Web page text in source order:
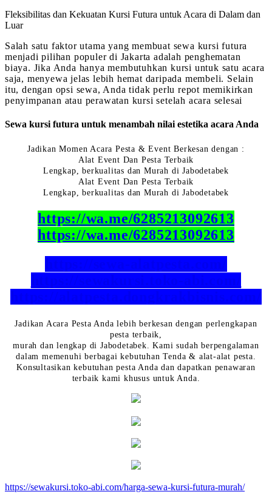
Fleksibilitas dan Kekuatan Kursi Futura untuk Acara di Dalam dan
Luar
Salah satu faktor utama yang membuat sewa kursi futura
menjadi pilihan populer di Jakarta adalah penghematan
biaya. Jika Anda hanya membutuhkan kursi untuk satu acara
saja, menyewa jelas lebih hemat daripada membeli. Selain
itu, dengan opsi sewa, Anda tidak perlu repot memikirkan
penyimpanan atau perawatan kursi setelah acara selesai
Sewa kursi futura untuk menambah nilai estetika acara Anda
Jadikan Momen Acara Pesta & Event Berkesan dengan :
Alat Event Dan Pesta Terbaik
Lengkap, berkualitas dan Murah di Jabodetabek
Alat Event Dan Pesta Terbaik
Lengkap, berkualitas dan Murah di Jabodetabek
https://wa.me/6285213092613
https://wa.me/6285213092613
Jadikan Acara Pesta Anda lebih berkesan dengan perlengkapan
pesta terbaik,
murah dan lengkap di Jabodetabek. Kami sudah berpengalaman
dalam memenuhi berbagai kebutuhan Tenda & alat-alat pesta.
Konsultasikan kebutuhan pesta Anda dan dapatkan penawaran
terbaik kami khusus untuk Anda.
https://sewakursi.toko-abi.com/harga-sewa-kursi-futura-murah/